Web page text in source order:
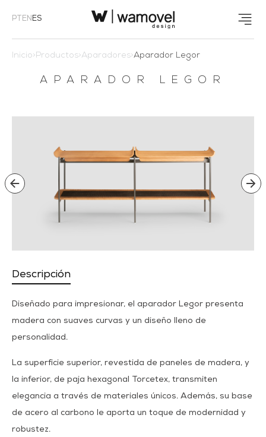
PT EN ES
Inicio>Productos>Aparadores>Aparador Legor
APARADOR LEGOR
Descripción
Diseñado para impresionar, el aparador Legor presenta
madera con suaves curvas y un diseño lleno de
personalidad.
La superficie superior, revestida de paneles de madera, y
la inferior, de paja hexagonal Torcetex, transmiten
elegancia a través de materiales únicos. Además, su base
de acero al carbono le aporta un toque de modernidad y
robustez.